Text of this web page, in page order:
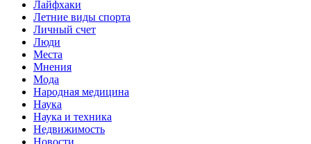
Лайфхаки
Летние виды спорта
Личный счет
Люди
Места
Мнения
Мода
Народная медицина
Наука
Наука и техника
Недвижимость
Новости